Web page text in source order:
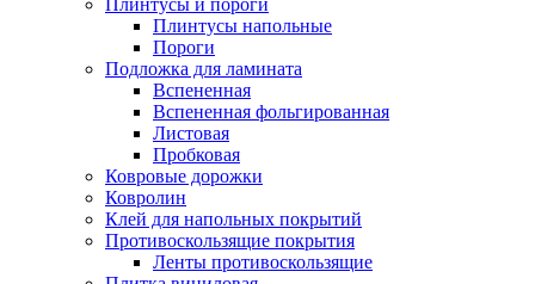
Плинтусы и пороги
Плинтусы напольные
Пороги
Подложка для ламината
Вспененная
Вспененная фольгированная
Листовая
Пробковая
Ковровые дорожки
Ковролин
Клей для напольных покрытий
Противоскользящие покрытия
Ленты противоскользящие